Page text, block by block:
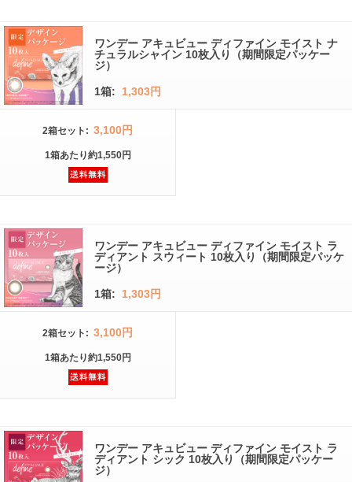
ワンデー アキュビュー ディファイン モイスト ナ
チュラルシャイン 10枚入り（期間限定パッケー
ジ）
1箱: 1,303円
2箱セット : 3,100円
1箱あたり約1,550円
ワンデー アキュビュー ディファイン モイスト ラ
ディアント スウィート 10枚入り（期間限定パッケ
ージ）
1箱: 1,303円
2箱セット : 3,100円
1箱あたり約1,550円
ワンデー アキュビュー ディファイン モイスト ラ
ディアント シック 10枚入り（期間限定パッケー
ジ）